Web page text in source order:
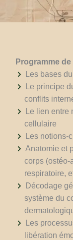
Programme
Les bases
Le principe
conflits
Le lien
cellulaire
Les
Anatomie et
corps (ostéo-
respiratoire,
Décodage
système du
Les
libération